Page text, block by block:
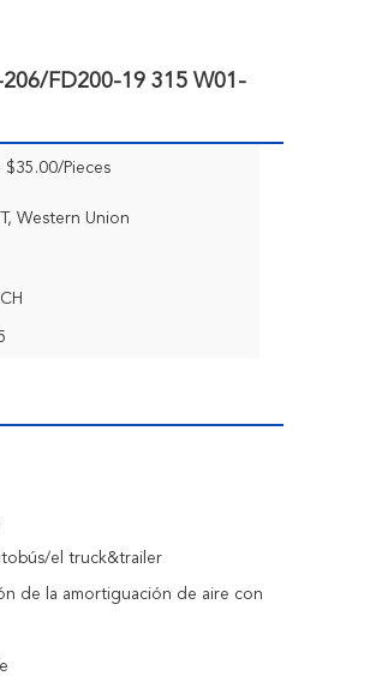
FD200-19 315 W01-
$35.00/Pieces
Western Union
el truck&trailer
de la amortiguación de aire con